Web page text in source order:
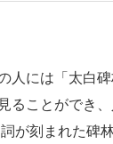
人には「太白
ることができ
が刻まれた碑